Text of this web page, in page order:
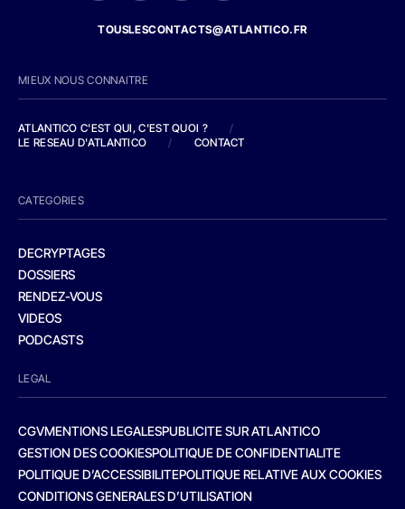
TOUSLESCONTACTS@ATLANTICO.FR
MIEUX NOUS CONNAITRE
ATLANTICO C'EST QUI, C'EST QUOI ?
/
LE RESEAU D'ATLANTICO
/ CONTACT
CATEGORIES
DECRYPTAGES
DOSSIERS
RENDEZ-VOUS
VIDEOS
PODCASTS
LEGAL
CGVMENTIONS LEGALESPUBLICITE SUR ATLANTICO
GESTION DES COOKIESPOLITIQUE DE CONFIDENTIALITE
POLITIQUE D’ACCESSIBILITEPOLITIQUE RELATIVE AUX COOKIES
CONDITIONS GENERALES D’UTILISATION